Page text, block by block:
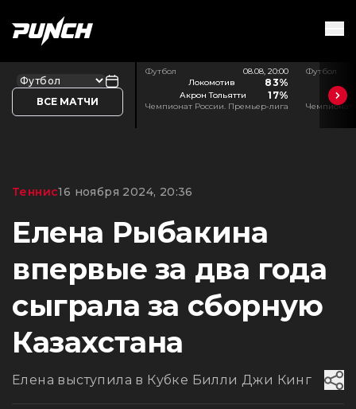
ВСЕ МАТЧИ
Футбол
08.08, 20:00
Локомотив
83%
Акрон Тольятти 17%
Чемпионат России. Премьер-лига
Футбол
Чемпионат
Теннис16 ноября 2024, 20:36
Елена Рыбакина
впервые за два года
сыграла за сборную
Казахстана
Елена выступила в Кубке Билли Джи Кинг